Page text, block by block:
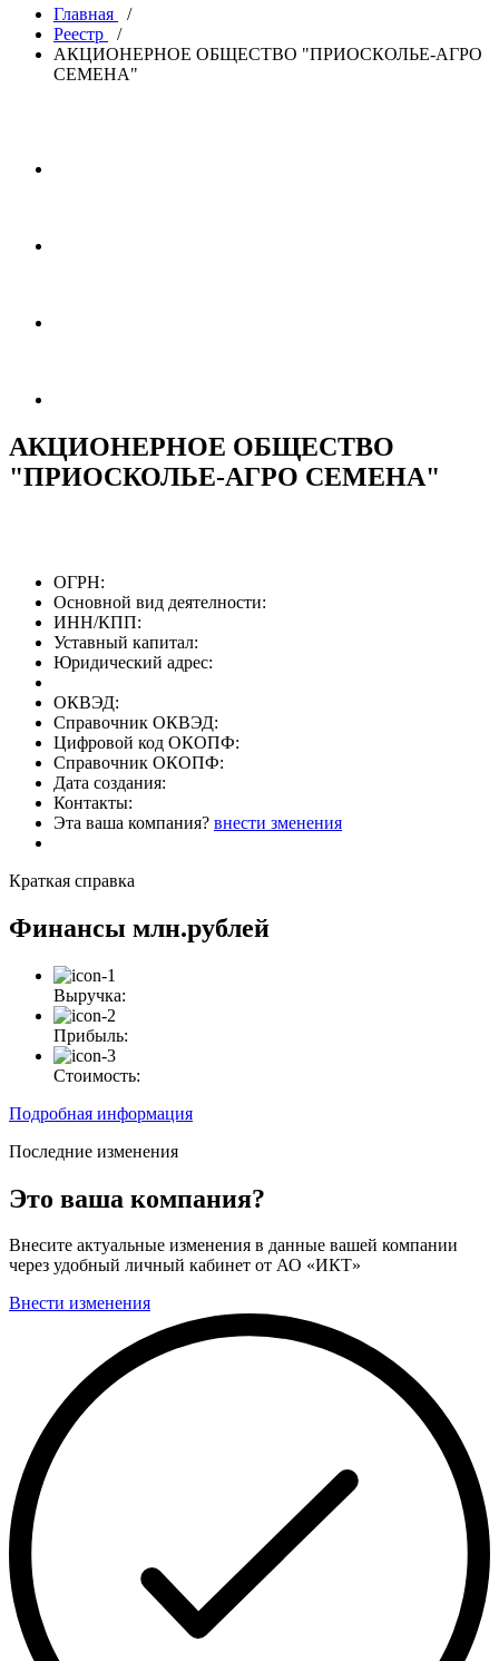
Главная
/
Реестр
/
АКЦИОНЕРНОЕ ОБЩЕСТВО "ПРИОСКОЛЬЕ-АГРО
СЕМЕНА"
АКЦИОНЕРНОЕ ОБЩЕСТВО
"ПРИОСКОЛЬЕ-АГРО СЕМЕНА"
ОГРН:
Основной вид деятелности:
ИНН/КПП:
Уставный капитал:
Юридический адрес:
ОКВЭД:
Справочник ОКВЭД:
Цифровой код ОКОПФ:
Справочник ОКОПФ:
Дата создания:
Контакты:
Эта ваша компания? внести зменения
Краткая справка
Финансы млн.рублей
Выручка:
Прибыль:
Стоимость:
Подробная информация
Последние изменения
Это ваша компания?
Внесите актуальные изменения в данные вашей компании
через удобный личный кабинет от АО «ИКТ»
Внести изменения